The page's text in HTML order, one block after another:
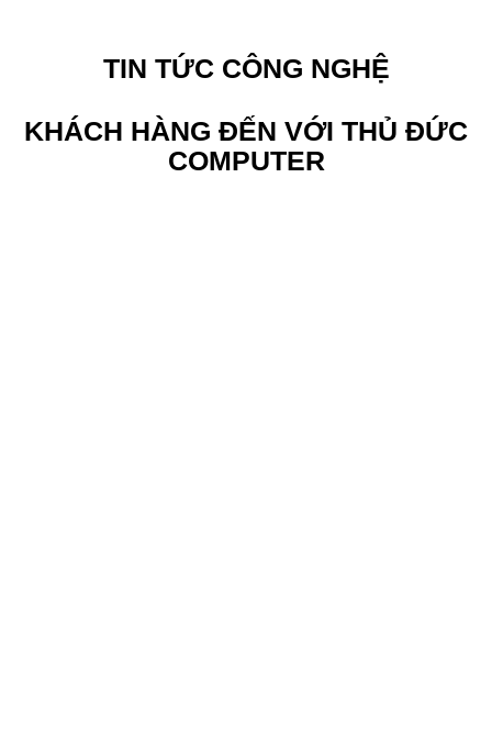
TIN TỨC CÔNG NGHỆ
KHÁCH HÀNG ĐẾN VỚI THỦ ĐỨC
COMPUTER